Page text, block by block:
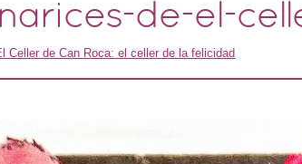
de-el-
Celler de Can Roca: el celler de la felicidad